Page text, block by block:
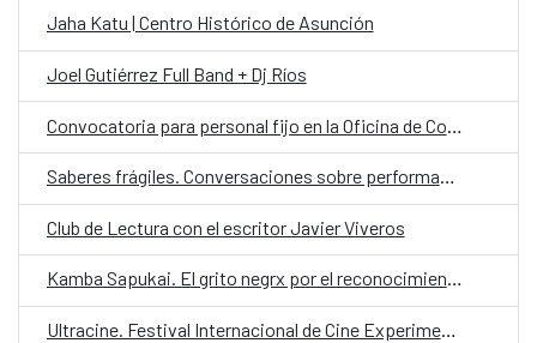
Jaha Katu | Centro Histórico de Asunción
Joel Gutiérrez Full Band + Dj Ríos
Saberes frágiles. Conversaciones sobre performance y política desde América Latina
Club de Lectura con el escritor Javier Viveros
Kamba Sapukai. El grito negrx por el reconocimiento
Ultracine. Festival Internacional de Cine Experimental de Paraguay